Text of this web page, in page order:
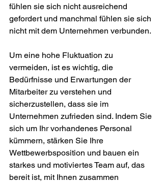
fühlen sie sich nicht ausreichend
gefordert und manchmal fühlen sie sich
nicht mit dem Unternehmen verbunden.
Um eine hohe Fluktuation zu
vermeiden, ist es wichtig, die
Bedürfnisse und Erwartungen der
Mitarbeiter zu verstehen und
sicherzustellen, dass sie im
Unternehmen zufrieden sind. Indem Sie
sich um Ihr vorhandenes Personal
kümmern, stärken Sie Ihre
Wettbewerbsposition und bauen ein
starkes und motiviertes Team auf, das
bereit ist, mit Ihnen zusammen